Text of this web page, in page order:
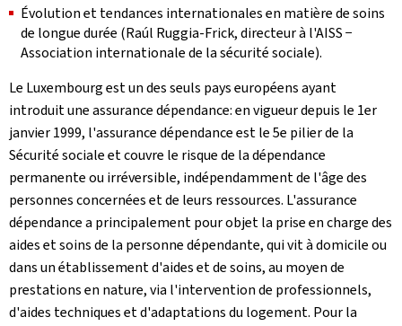
Évolution et tendances internationales en matière de soins
de longue durée (Raúl Ruggia-Frick, directeur à l'AISS −
Association internationale de la sécurité sociale).
Le Luxembourg est un des seuls pays européens ayant
introduit une assurance dépendance: en vigueur depuis le 1er
janvier 1999, l'assurance dépendance est le 5e pilier de la
Sécurité sociale et couvre le risque de la dépendance
permanente ou irréversible, indépendamment de l'âge des
personnes concernées et de leurs ressources. L'assurance
dépendance a principalement pour objet la prise en charge des
aides et soins de la personne dépendante, qui vit à domicile ou
dans un établissement d'aides et de soins, au moyen de
prestations en nature, via l'intervention de professionnels,
d'aides techniques et d'adaptations du logement. Pour la